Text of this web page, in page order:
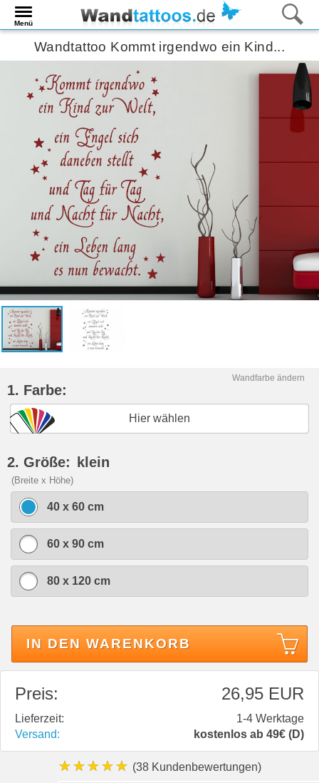
Menü
Wandtattoo Kommt irgendwo ein Kind...
Wandfarbe ändern
1. Farbe:
Hier wählen
2. Größe: klein
(Breite x Höhe)
40 x 60 cm
60 x 90 cm
80 x 120 cm
IN DEN WARENKORB
Preis: 26,95 EUR
Lieferzeit:
1-4 Werktage
Versand:
kostenlos ab 49€ (D)
★★★★★ (38 Kundenbewertungen)